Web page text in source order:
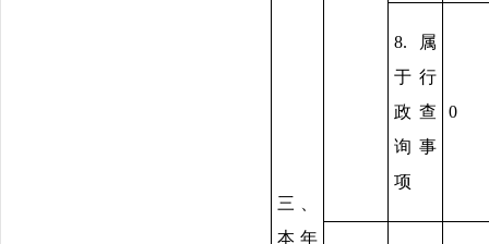
三、
本年
8.属
于行
政查
询事
项
0